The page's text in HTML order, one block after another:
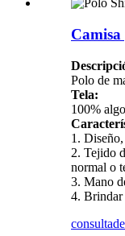
Camisa
Polo de
Tela:
100%
1.
2. Tejido
normal o
3. Mano
4. Brindar
consulta